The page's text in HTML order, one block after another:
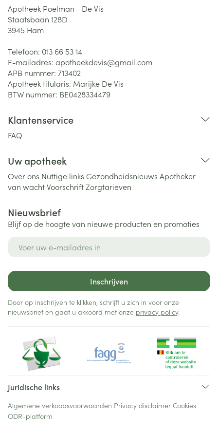
Apotheek Poelman - De Vis
Staatsbaan 128D
3945 Ham
Telefoon: 013 66 53 14
E-mailadres: apotheekdevis@gmail.com
APB nummer: 713402
Apotheek titularis: Marijke De Vis
BTW nummer: BE0428334479
Klantenservice
FAQ
Uw apotheek
Over ons Nuttige links Gezondheidsnieuws Apotheker
van wachtVoorschriftZorgtarieven
Nieuwsbrief
Blijf op de hoogte van nieuwe producten en promoties
Inschrijven
Door op inschrijven te klikken, schrijft u zich in voor onze
nieuwsbrief en gaat u akkoord met onze privacy policy.
Juridische links
Algemene verkoopsvoorwaarden Privacy disclaimer Cookies
ODR-platform